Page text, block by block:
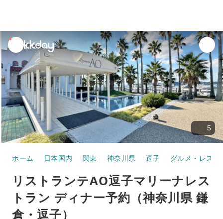
unread
notifications
5
ホーム 日本国内 関東 神奈川県 逗子 グルメ・レスト
リストランテAO逗子マリーナレス
トラン ディナー予約（神奈川県 鎌
倉・逗子）